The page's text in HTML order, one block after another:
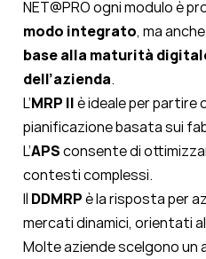
NET@PRO ogni modulo è
modo integrato, ma
base alla maturità
dell’azienda.
L’MRP IIè ideale per partire
pianificazione basata sui
L’APSconsente di
contesti complessi.
Il DDMRPè la risposta per
mercati dinamici, orientati
Molte aziende scelgono un